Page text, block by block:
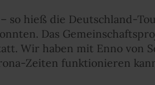
so hieß die Deutschland-
Das
Wir haben mit Enno von
Zeiten funktionieren